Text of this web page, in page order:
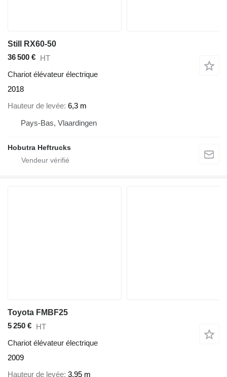
Still RX60-50
36 500 € HT
Chariot élévateur électrique
2018
Hauteur de levée 6,3 m
Pays-Bas, Vlaardingen
Hobutra Heftrucks
Toyota FMBF25
5 250 € HT
Chariot élévateur électrique
2009
Hauteur de levée 3,95 m